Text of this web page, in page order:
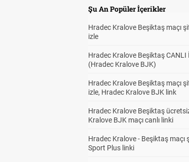
Şu An Popüler İçerikler
Hradec Kralove Beşiktaş maçı
izle
Hradec Kralove Beşiktaş CANLI
(Hradec Kralove BJK)
Hradec Kralove Beşiktaş maçı
izle, Hradec Kralove BJK link
Hradec Kralove Beşiktaş
Kralove BJK maçı canlı linki
Hradec Kralove - Beşiktaş maçı
Sport Plus linki